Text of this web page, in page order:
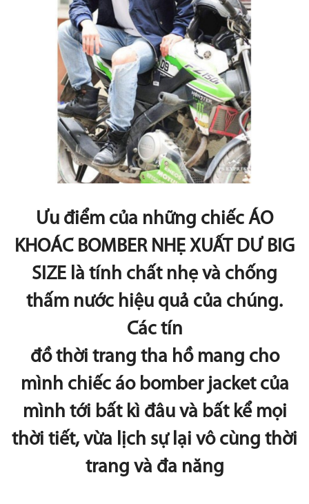
Ưu điểm của những chiếc ÁO
KHOÁC BOMBER NHẸ XUẤT DƯ BIG
SIZE là tính chất nhẹ và chống
thấm nước hiệu quả của chúng.
Các tín
đồ thời trang tha hồ mang cho
mình chiếc áo bomber jacket của
mình tới bất kì đâu và bất kể mọi
thời tiết, vừa lịch sự lại vô cùng thời
trang và đa năng